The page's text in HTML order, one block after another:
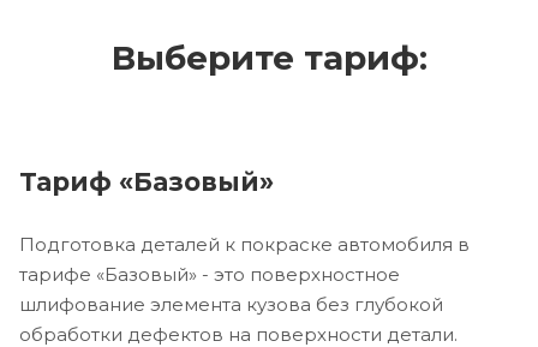
Выберите тариф:
Тариф «Базовый»
Подготовка деталей к покраске автомобиля в
тарифе «Базовый» - это поверхностное
шлифование элемента кузова без глубокой
обработки дефектов на поверхности детали.